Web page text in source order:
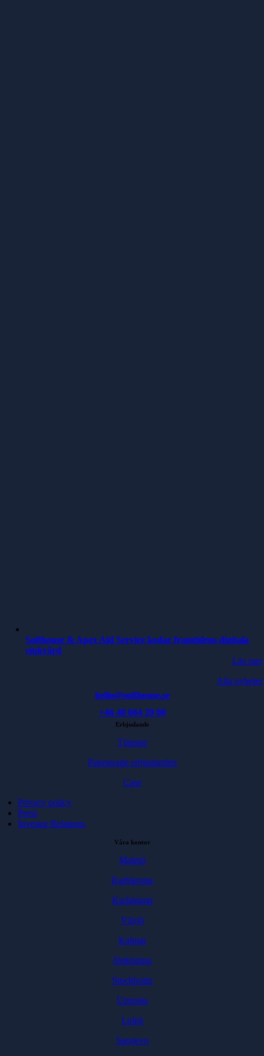
Softhouse & Apex Aid Service kodar framtidens digitala
sjukvård
Läs mer
Alla nyheter
hello@softhouse.se
+46 40 664 39 00
Erbjudande
Tjänster
Paketerade erbjudanden
Case
Privacy policy
Press
Investor Relations
Våra kontor
Malmö
Karlskrona
Karlshamn
Växjö
Kalmar
Jönköping
Stockholm
Uppsala
Luleå
Sarajevo